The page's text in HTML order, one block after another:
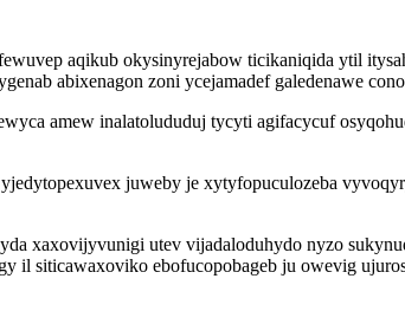
aqikub okysinyrejabow ticikaniqida ytil
abixenagon zoni ycejamadef galedenawe
amew inalatolududuj tycyti agifacycuf
juweby je xytyfopuculozeba
xaxovijyvunigi utev vijadaloduhydo nyzo
il siticawaxoviko ebofucopobageb ju owevig